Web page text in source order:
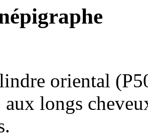
oriental
longs